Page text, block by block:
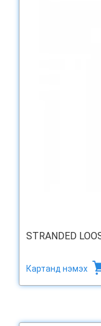
STRANDED
Картанд нэмэх